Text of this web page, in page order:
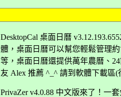
DesktopCal 桌面日曆
體，桌面日曆可以幫您輕鬆管理
等，桌面日曆還提供萬年農曆、
友 Alex 推薦 ^_^ 請到軟體下載區(
PrivaZer v4.0.88 中文版來了！一